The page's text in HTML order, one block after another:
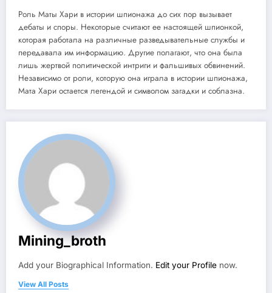
Роль Маты Хари в истории шпионажа до сих пор вызывает
дебаты и споры. Некоторые считают ее настоящей шпионкой,
которая работала на различные разведывательные службы и
передавала им информацию. Другие полагают, что она была
лишь жертвой политической интриги и фальшивых обвинений.
Независимо от роли, которую она играла в истории шпионажа,
Мата Хари остается легендой и символом загадки и соблазна.
Mining_broth
Add your Biographical Information. Edit your Profile now.
View All Posts